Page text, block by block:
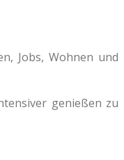
Jobs, Wohnen und
genießen zu